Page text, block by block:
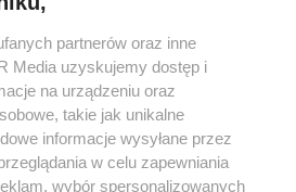
serwisie nie może być powielany i
rozpowszechniany w jakikolwiek sposób (w
na jakimkolwiek polu
włącznie z umieszczaniem w
właściciela praw. Jakiekolwiek użycie lub
lub w części z naruszeniem prawa,
zabronione pod groźbą kary i może być
partnerów oraz inne
Media uzyskujemy dostęp i
na urządzeniu oraz
takie jak unikalne
informacje wysyłane przez
w celu zapewniania
wybór spersonalizowanych